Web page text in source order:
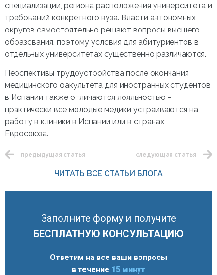
специализации, региона расположения университета и
требований конкретного вуза. Власти автономных
округов самостоятельно решают вопросы высшего
образования, поэтому условия для абитуриентов в
отдельных университетах существенно различаются.
Перспективы трудоустройства после окончания
медицинского факультета для иностранных студентов
в Испании также отличаются лояльностью –
практически все молодые медики устраиваются на
работу в клиники в Испании или в странах
Евросоюза.
предыдущая статья следующая статья
ЧИТАТЬ ВСЕ СТАТЬИ БЛОГА
Заполните форму и получите
БЕСПЛАТНУЮ КОНСУЛЬТАЦИЮ
Ответим на все ваши вопросы
в течение 15 минут